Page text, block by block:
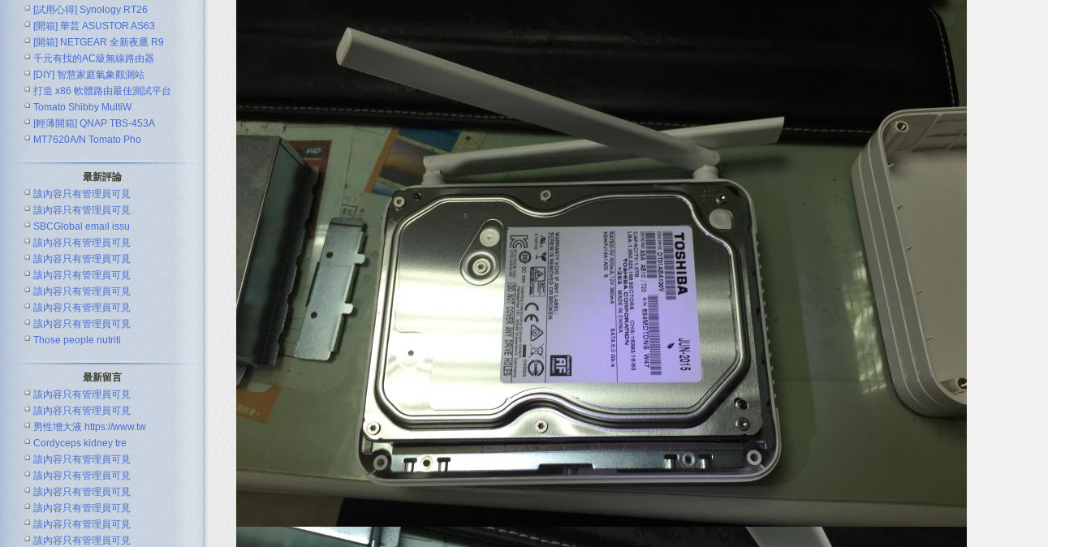
[試用心得] Synology RT26
[開箱] 華芸 ASUSTOR AS63
[開箱] NETGEAR 全新夜鷹 R9
千元有找的AC級無線路由器
ASUS R
[DIY] 智慧家庭氣象觀測站
打造 x86 軟體路由最佳測試平台
Tomato Shibby MultiW
[輕薄開箱] QNAP TBS-453A
MT7620A/N Tomato Pho
最新評論
該內容只有管理員可見
該內容只有管理員可見
SBCGlobal email issu
該內容只有管理員可見
該內容只有管理員可見
該內容只有管理員可見
該內容只有管理員可見
該內容只有管理員可見
該內容只有管理員可見
Those people nutriti
最新留言
該內容只有管理員可見
該內容只有管理員可見
男性增大液 https://www.tw
Cordyceps kidney tre
該內容只有管理員可見
該內容只有管理員可見
該內容只有管理員可見
該內容只有管理員可見
該內容只有管理員可見
該內容只有管理員可見